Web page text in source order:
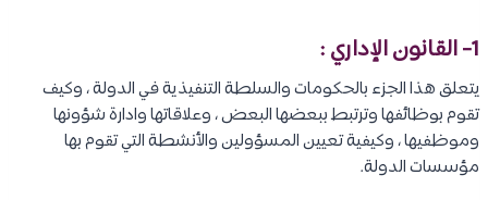
1- القانون الإداري :
يتعلق هذا الجزء بالحكومات والسلطة التنفيذية في الدولة ، وكيف
تقوم بوظائفها وترتبط ببعضها البعض ، وعلاقاتها وادارة شؤونها
وموظفيها ، وكيفية تعيين المسؤولين والأنشطة التي تقوم بها
مؤسسات الدولة.